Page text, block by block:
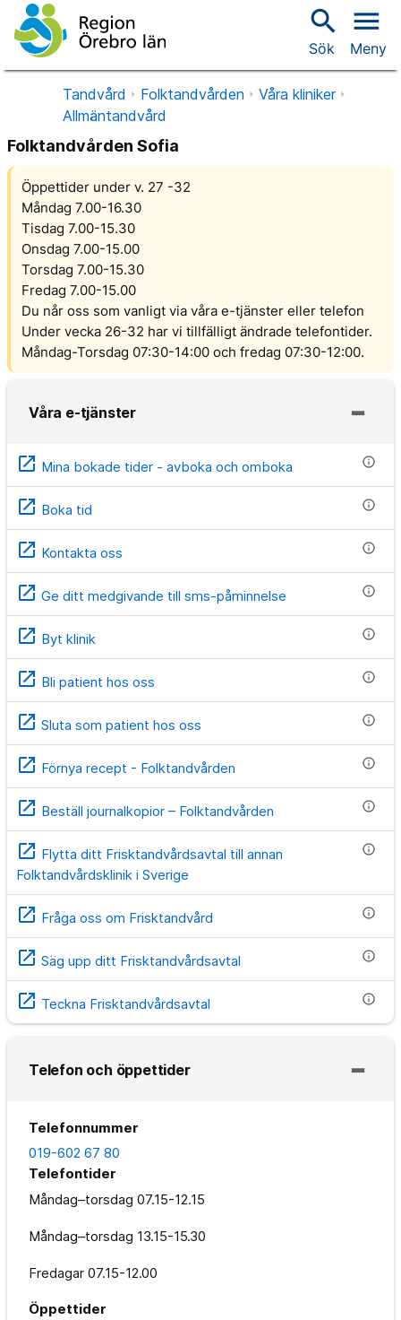
search
Sök
menu
Meny
Tandvård Folktandvården
Våra kliniker
Allmäntandvård
Folktandvården Sofia
Öppettider under v. 27 -32
Måndag 7.00-16.30
Tisdag 7.00-15.30
Onsdag 7.00-15.00
Torsdag 7.00-15.30
Fredag 7.00-15.00
Du når oss som vanligt via våra e-tjänster eller telefon
Under vecka 26-32 har vi tillfälligt ändrade telefontider.
Måndag-Torsdag 07:30-14:00 och fredag 07:30-12:00.
Våra e-tjänster
open_in_new Mina bokade tider - avboka och omboka info
open_in_new Boka tid info
open_in_new Kontakta oss info
open_in_new Ge ditt medgivande till sms-påminnelse info
open_in_new Byt klinik info
open_in_new Bli patient hos oss info
open_in_new Sluta som patient hos oss info
open_in_new Förnya recept - Folktandvården info
open_in_new Beställ journalkopior – Folktandvården info
open_in_new Flytta ditt Frisktandvårdsavtal till annan
Folktandvårdsklinik i Sverige
info
open_in_new Fråga oss om Frisktandvård info
open_in_new Säg upp ditt Frisktandvårdsavtal info
open_in_new Teckna Frisktandvårdsavtal info
Telefon och öppettider
Telefonnummer
019-602 67 80
Telefontider
Måndag–torsdag 07.15-12.15
Måndag–torsdag 13.15-15.30
Fredagar 07.15-12.00
Öppettider